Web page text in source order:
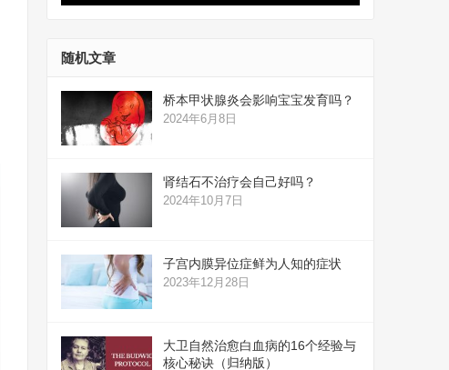
随机文章
桥本甲状腺炎会影响宝宝发育吗？
2024年6月8日
肾结石不治疗会自己好吗？
2024年10月7日
子宫内膜异位症鲜为人知的症状
2023年12月28日
大卫自然治愈白血病的16个经验与
核心秘诀（归纳版）